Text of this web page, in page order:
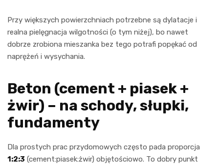
Przy większych powierzchniach potrzebne są dylatacje i
realna pielęgnacja wilgotności (o tym niżej), bo nawet
dobrze zrobiona mieszanka bez tego potrafi popękać od
naprężeń i wysychania.
Beton (cement + piasek +
żwir) – na schody, słupki,
fundamenty
Dla prostych prac przydomowych często pada proporcja
1:2:3 (cement:piasek:żwir) objętościowo. To dobry punkt